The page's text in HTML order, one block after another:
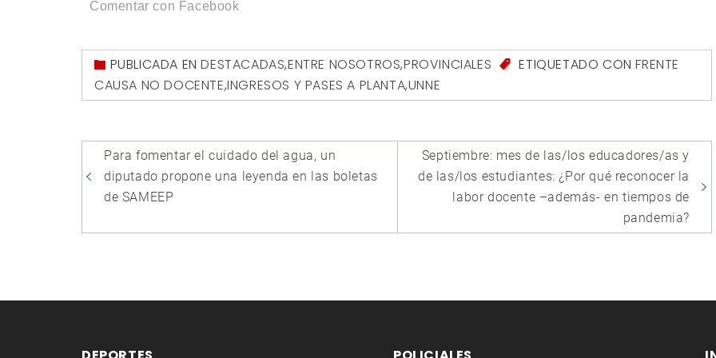
Comentar con Facebook
PUBLICADA ENDESTACADAS,ENTRE NOSOTROS,PROVINCIALES ETIQUETADO CONFRENTE
CAUSA NO DOCENTE,INGRESOS Y PASES A PLANTA,UNNE
Navegación
de
entradas
Para fomentar el cuidado del agua, un
diputado propone una leyenda en las boletas
de SAMEEP
Septiembre: mes de las/los educadores/as y
de las/los estudiantes: ¿Por qué reconocer la
labor docente –además- en tiempos de
pandemia?